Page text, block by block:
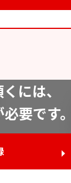
には、
要です。